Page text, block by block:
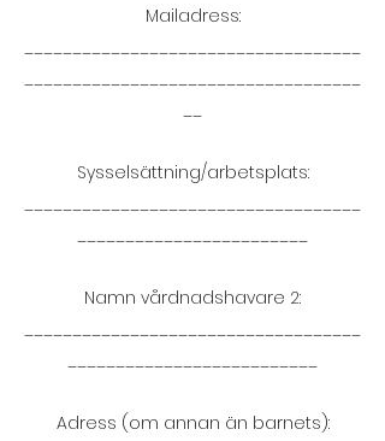
Mailadress:
___________________________________
___________________________________
__
Sysselsättning/arbetsplats:
___________________________________
________________________
Namn vårdnadshavare 2:
___________________________________
__________________________
Adress (om annan än barnets):